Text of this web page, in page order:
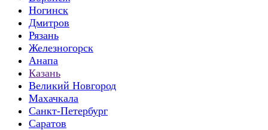
Ногинск
Дмитров
Рязань
Железногорск
Анапа
Казань
Великий Новгород
Махачкала
Санкт-Петербург
Саратов